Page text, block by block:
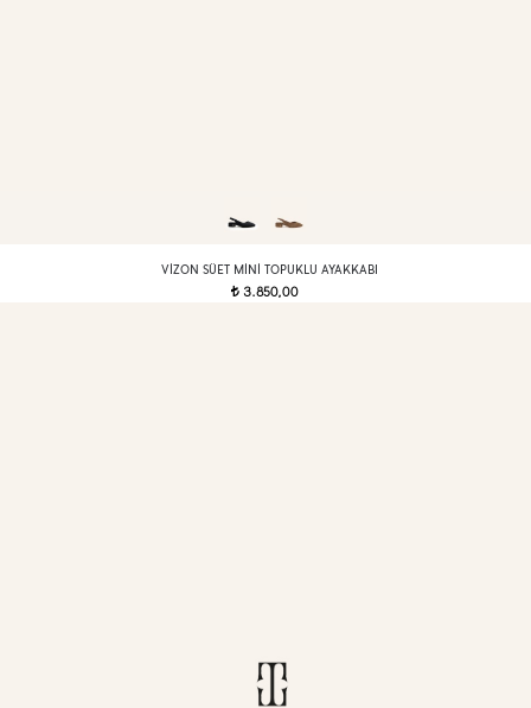
VIZON SÜET MINI TOPUKLU AYAKKABI
t3.850,00